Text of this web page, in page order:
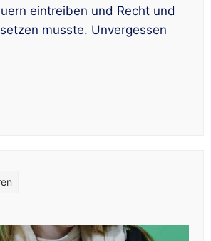
eintreiben und Recht und
musste. Unvergessen